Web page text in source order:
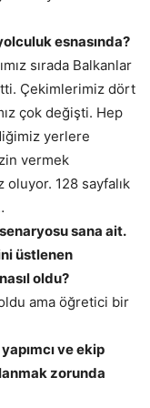
esnasında?
sırada Balkanlar
Çekimlerimiz dört
çok değişti. Hep
yerlere
vermek
oluyor. 128 sayfalık
sana ait.
üstlenen
oldu?
ama öğretici bir
ve ekip
zorunda